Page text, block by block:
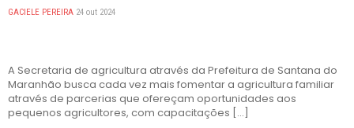
GACIELE PEREIRA 24 out 2024
A Secretaria de agricultura através da Prefeitura de Santana do
Maranhão busca cada vez mais fomentar a agricultura familiar
através de parcerias que ofereçam oportunidades aos
pequenos agricultores, com capacitações […]